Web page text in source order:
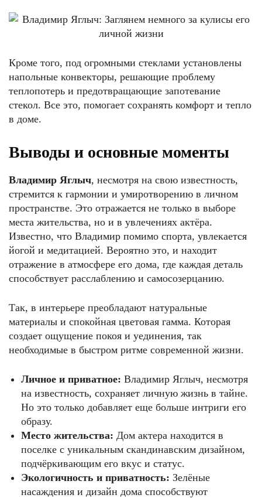
Кроме того, под огромными стеклами установлены
напольные конвекторы, решающие проблему
теплопотерь и предотвращающие запотевание
стекол. Все это, помогает сохранять комфорт и тепло
в доме.
Выводы и основные моменты
Владимир Яглыч, несмотря на свою известность,
стремится к гармонии и умиротворению в личном
пространстве. Это отражается не только в выборе
места жительства, но и в увлечениях актёра.
Известно, что Владимир помимо спорта, увлекается
йогой и медитацией. Вероятно это, и находит
отражение в атмосфере его дома, где каждая деталь
способствует расслаблению и самосозерцанию.
Так, в интерьере преобладают натуральные
материалы и спокойная цветовая гамма. Которая
создает ощущение покоя и уединения, так
необходимые в быстром ритме современной жизни.
Личное и приватное: Владимир Яглыч, несмотря
на известность, сохраняет личную жизнь в тайне.
Но это только добавляет еще больше интриги его
образу.
Место жительства: Дом актера находится в
поселке с уникальным скандинавским дизайном,
подчёркивающим его вкус и статус.
Экологичность и приватность: Зелёные
насаждения и дизайн дома способствуют